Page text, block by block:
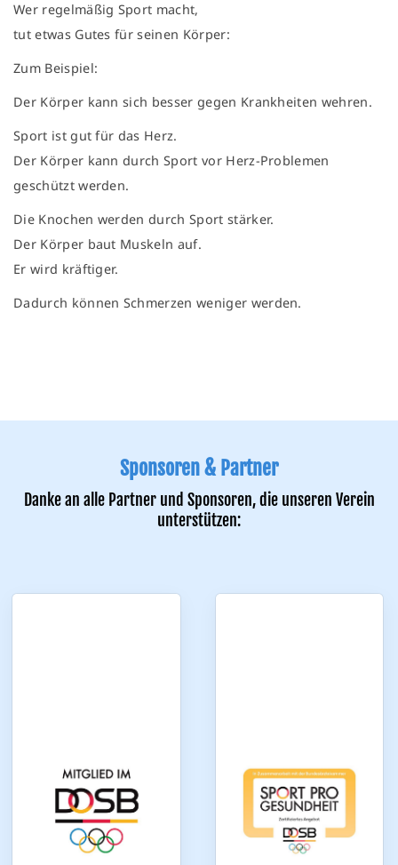
Wer regelmäßig Sport macht,
tut etwas Gutes für seinen Körper:
Zum Beispiel:
Der Körper kann sich besser gegen Krankheiten wehren.
Sport ist gut für das Herz.
Der Körper kann durch Sport vor Herz-Problemen
geschützt werden.
Die Knochen werden durch Sport stärker.
Der Körper baut Muskeln auf.
Er wird kräftiger.
Dadurch können Schmerzen weniger werden.
Sponsoren & Partner
Danke an alle Partner und Sponsoren, die unseren Verein
unterstützen: